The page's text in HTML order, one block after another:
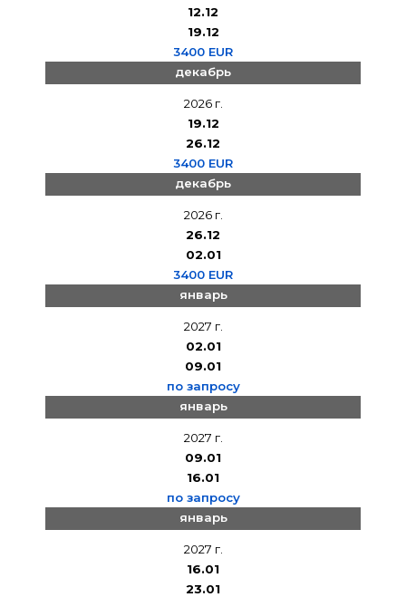
12.12
19.12
3400 EUR
декабрь
2026 г.
19.12
26.12
3400 EUR
декабрь
2026 г.
26.12
02.01
3400 EUR
январь
2027 г.
02.01
09.01
по запросу
январь
2027 г.
09.01
16.01
по запросу
январь
2027 г.
16.01
23.01